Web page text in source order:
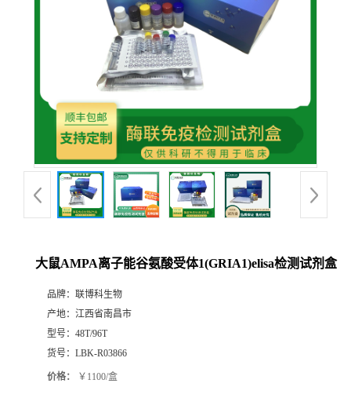
大鼠AMPA离子能谷氨酸受体1(GRIA1)elisa检测试剂盒
品牌： 联博科生物
产地： 江西省南昌市
型号： 48T/96T
货号： LBK-R03866
价格： ￥1100/盒